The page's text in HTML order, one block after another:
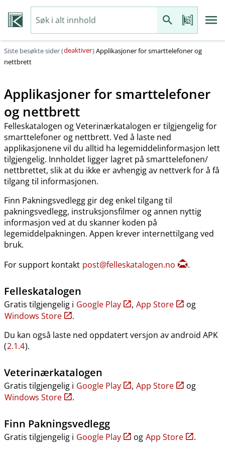
Siste besøkte sider (deaktiver)Applikasjoner for smarttelefoner og
nettbrett
Applikasjoner for smarttelefoner
og nettbrett
Felleskatalogen og Veterinærkatalogen er tilgjengelig for
smarttelefoner og nettbrett. Ved å laste ned
applikasjonene vil du alltid ha legemiddelinformasjon lett
tilgjengelig. Innholdet ligger lagret på smarttelefonen​/​
nettbrettet, slik at du ikke er avhengig av nettverk for å få
tilgang til informasjonen.
Finn Pakningsvedlegg gir deg enkel tilgang til
pakningsvedlegg, instruksjonsfilmer og annen nyttig
informasjon ved at du skanner koden på
legemiddelpakningen. Appen krever internettilgang ved
bruk.
For support kontakt post@felleskatalogen.no .
Felleskatalogen
Gratis tilgjengelig i Google Play , App Store
og
Windows Store
.
Du kan også laste ned oppdatert versjon av android APK
(2.1.4).
Veterinærkatalogen
Gratis tilgjengelig i Google Play , App Store
og
Windows Store
.
Finn Pakningsvedlegg
Gratis tilgjengelig i Google Play og App Store .